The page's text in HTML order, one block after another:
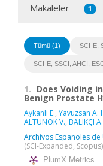
Makaleler 1
Tümü (1) SCI-E,
SCI-E, SSCI, AHCI,
1. Does Voiding
Benign Prostate
Aykanli E., Yavuzsan A.
ALTUNOK V., BALIKÇI A.
Archivos Espanoles
(SCI-Expanded, Scopus)
PlumX Metrics